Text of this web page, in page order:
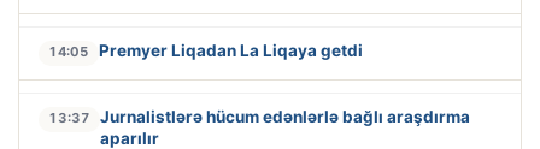
14:05 Premyer Liqadan La Liqaya getdi
13:37
Jurnalistlərə hücum edənlərlə bağlı araşdırma
aparılır